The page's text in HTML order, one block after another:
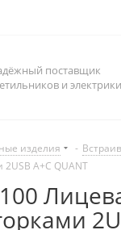
поставщик
и электрики
изделия -
A+C QUANT